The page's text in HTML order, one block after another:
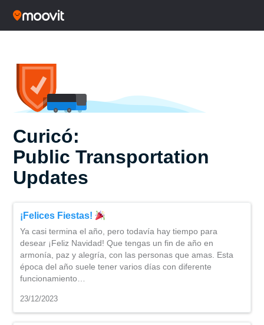
Curicó:
Public Transportation
Updates
¡Felices Fiestas!
Ya casi termina el año, pero todavía hay tiempo para
desear ¡Feliz Navidad! Que tengas un fin de año en
armonía, paz y alegría, con las personas que amas. Esta
época del año suele tener varios días con diferente
funcionamiento…
23/12/2023